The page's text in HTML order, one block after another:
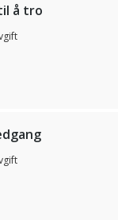
å tro